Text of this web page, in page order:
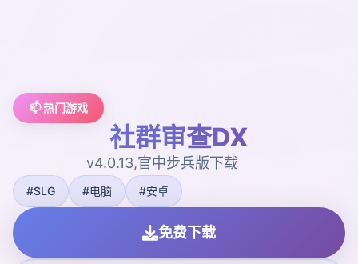
📫 热门游戏
社群审查DX
v4.0.13,官中步兵版下载
#SLG #电脑 #安卓
免费下载